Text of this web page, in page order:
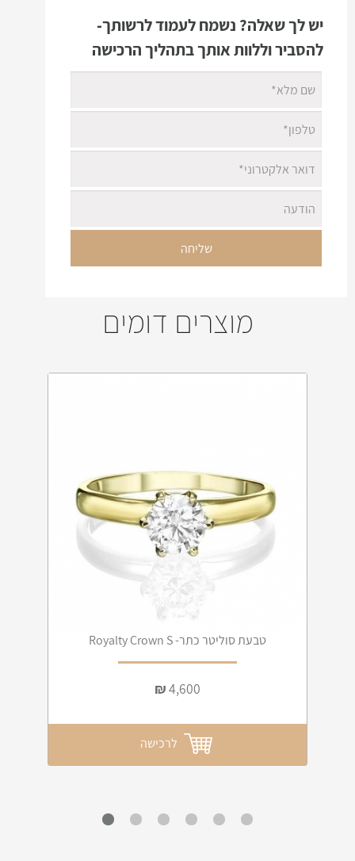
יש לך שאלה? נשמח לעמוד לרשותך-
להסביר וללוות אותך בתהליך הרכישה
מוצרים דומים
טבעת סוליטר כתר- Royalty Crown S
4,600
₪